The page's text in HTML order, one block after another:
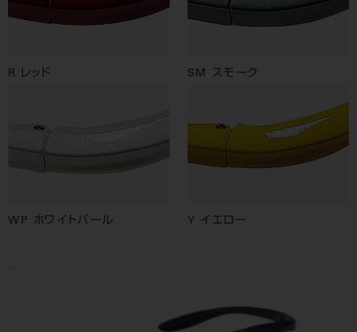
R レッド SM スモーク
WP ホワイトパール Y イエロー